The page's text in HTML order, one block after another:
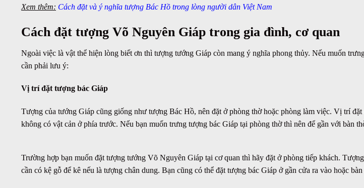
Xem thêm: Cách đặt và ý nghĩa tượng Bác Hồ trong lòng người dân Việt Nam
Cách đặt tượng Võ Nguyên Giáp trong gia đình, cơ quan
Ngoài việc là vật thể hiện lòng biết ơn thì tượng tướng Giáp còn mang ý nghĩa phong thủy. Nếu muốn
cần phải lưu ý:
Vị trí đặt tượng bác Giáp
Tượng của tướng Giáp cũng giống như tượng Bác Hồ, nên đặt ở phòng thờ hoặc phòng làm việc. Vị trí
không có vật cản ở phía trước. Nếu bạn muốn trưng tượng bác Giáp tại phòng thờ thì nên để gần với bàn
Trường hợp bạn muốn đặt tượng tướng Võ Nguyên Giáp tại cơ quan thì hãy đặt ở phòng tiếp khách.
cần có kệ gỗ để kê nếu là tượng chân dung. Bạn cũng có thể đặt tượng bác Giáp ở gần cửa ra vào hoặc